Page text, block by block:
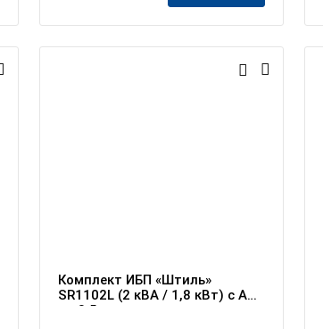
Комплект ИБП «Штиль»
SR1102L (2 кВА / 1,8 кВт) c АБ
на 3,5 ч